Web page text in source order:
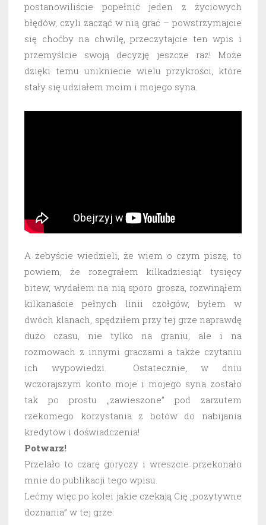
postanowiliście popełnić jeden z życiowych
błędów, czyli zacząć w nią grać – powstrzymajcie
się choćby na chwilę, przeczytajcie ten wpis i
przemyślcie swoją decyzję jeszcze raz! Może
dzięki temu unikniecie wielu przykrości, które
stały się udziałem moim i mojego syna.
A żebyście wiedzieli, że wiem o czym piszę, to
powiem, że rozegrałem kilkadziesiąt tysięcy
bitew, wydałem na nią sporo grosza, rozwinąłem
kilkanaście pełnych linii czołgów, byłem w
dwóch klanach, spędziłem przy tej grze naprawdę
dużo czasu, nie tylko na graniu, ale i na
rozmowach z innymi graczami a także czytaniu
ich wypowiedzi. Ostatecznie, w dniu
wczorajszym konto moje i mojego syna zostało
tak po prostu „zawieszone” pod zarzutem
rzekomego korzystania z botów do nabijania
kredytów i doświadczenia!
Potwarz!
Przelało to czarę goryczy i wreszcie przekonało
mnie do publikacji tego wpisu.
Lećmy więc po kolei jakie czekają Cię „pozytywne
doznania” w tej grze: